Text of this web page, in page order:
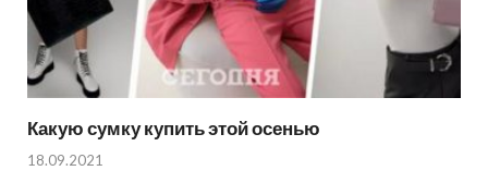
Какую сумку купить этой осенью
18.09.2021